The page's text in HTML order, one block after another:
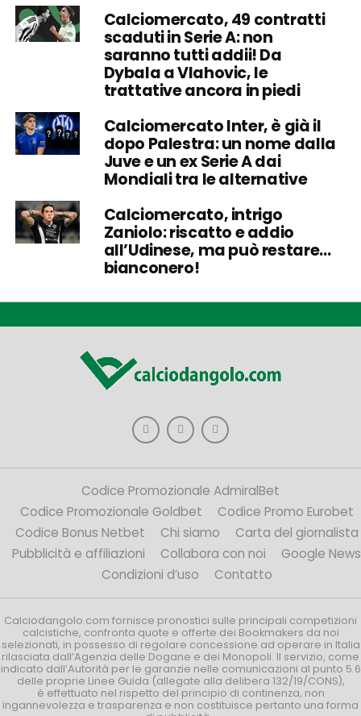
Calciomercato, 49 contratti
scaduti in Serie A: non
saranno tutti addii! Da
Dybala a Vlahovic, le
trattative ancora in piedi
Calciomercato Inter, è già il
dopo Palestra: un nome dalla
Juve e un ex Serie A dai
Mondiali tra le alternative
Calciomercato, intrigo
Zaniolo: riscatto e addio
all’Udinese, ma può restare…
bianconero!
Codice Promozionale AdmiralBet
Codice Promozionale Goldbet
Codice Promo Eurobet
Codice Bonus Netbet
Chi siamo
Carta del giornalista
Pubblicità e affiliazioni
Collabora con noi
Google News
Condizioni d’uso
Contatto
Calciodangolo.com fornisce pronostici sulle principali competizioni
calcistiche, confronta quote e offerte dei Bookmakers da noi
selezionati, in possesso di regolare concessione ad operare in Italia
rilasciata dall’Agenzia delle Dogane e dei Monopoli. Il servizio, come
indicato dall’Autorità per le garanzie nelle comunicazioni al punto 5.6
delle proprie Linee Guida (allegate alla delibera 132/19/CONS),
è effettuato nel rispetto del principio di continenza, non
ingannevolezza e trasparenza e non costituisce pertanto una forma